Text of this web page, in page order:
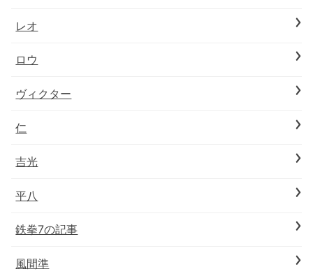
レオ
ロウ
ヴィクター
仁
吉光
平八
鉄拳7の記事
風間準